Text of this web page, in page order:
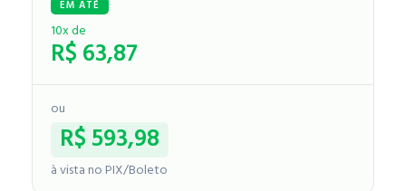
10x de
R$63,87
ou
R$593,98
à vista no PIX/Boleto